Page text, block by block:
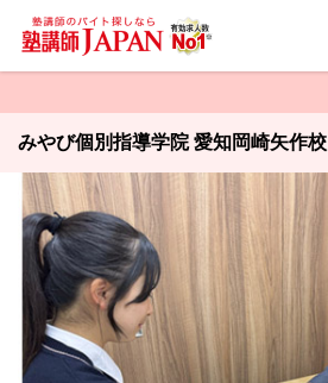
みやび個別指導学院 愛知岡崎矢作校